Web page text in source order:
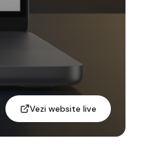
Vezi website live